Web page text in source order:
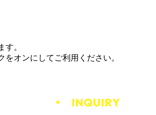
す。
をオンにしてご利用ください。